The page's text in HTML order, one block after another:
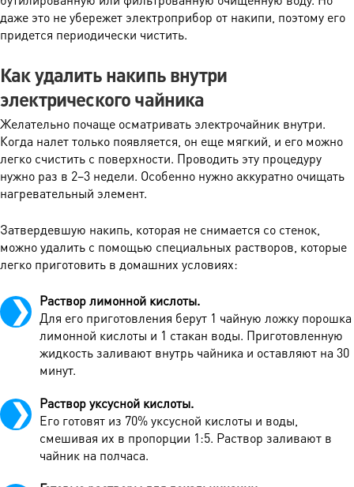
даже это не убережет электроприбор от накипи, поэтому его
придется периодически чистить.
Как удалить накипь внутри
электрического чайника
Желательно почаще осматривать электрочайник внутри.
Когда налет только появляется, он еще мягкий, и его можно
легко счистить с поверхности. Проводить эту процедуру
нужно раз в 2–3 недели. Особенно нужно аккуратно очищать
нагревательный элемент.
Затвердевшую накипь, которая не снимается со стенок,
можно удалить с помощью специальных растворов, которые
легко приготовить в домашних условиях:
Раствор лимонной кислоты.
Для его приготовления берут 1 чайную ложку порошка
лимонной кислоты и 1 стакан воды. Приготовленную
жидкость заливают внутрь чайника и оставляют на 30
минут.
Раствор уксусной кислоты.
Его готовят из 70% уксусной кислоты и воды,
смешивая их в пропорции 1:5. Раствор заливают в
чайник на полчаса.